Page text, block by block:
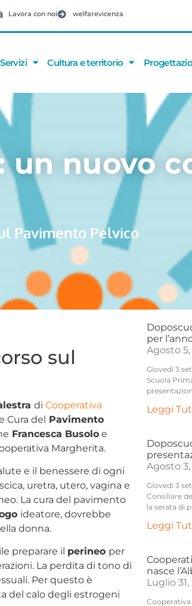
Lavora con noi welfarevicenza
Servizi Cultura e territorio
un nuovo
Pavimento Pelvico
sul
di Cooperativa
Cura del Pavimento
Francesca Busolo e
Margherita.
e il benessere di ogni
uretra, utero, vagina e
La cura del pavimento
ideatore, dovrebbe
donna.
preparare il perineo per
La perdita di tono di
Per questo è
del calo degli estrogeni
per
Agosto
Giovedì 3
Scuola
Leggi
Agosto
Giovedì 3
Consiliare
la serata di
Leggi
nasce
Luglio
Cooperativa